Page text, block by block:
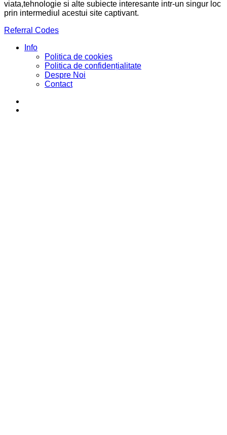
viata,tehnologie si alte subiecte interesante intr-un singur loc
prin intermediul acestui site captivant.
Referral Codes
Info
Politica de cookies
Politica de confidențialitate
Despre Noi
Contact